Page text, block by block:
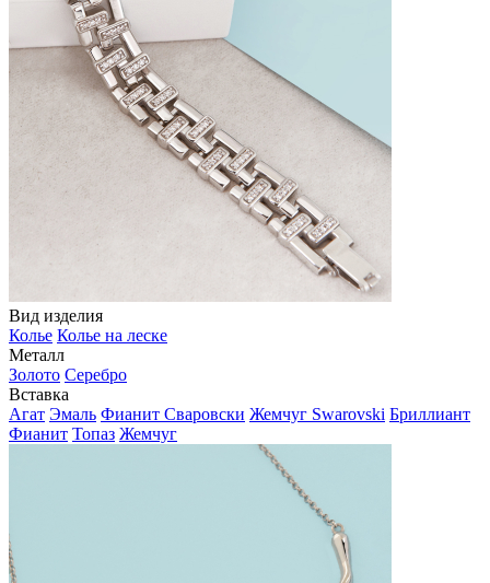
Вид изделия
Колье Колье на леске
Металл
Золото Серебро
Вставка
Агат Эмаль Фианит Сваровски Жемчуг Swarovski Бриллиант
Фианит Топаз Жемчуг